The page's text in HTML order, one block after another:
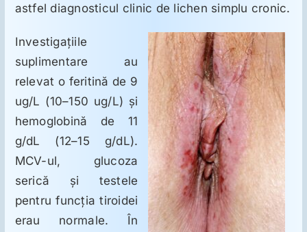
astfel diagnosticul clinic de lichen simplu cronic.
Investigaţiile
suplimentare au
relevat o feritină de 9
ug/L (10–150 ug/L) şi
hemoglobină de 11
g/dL (12–15 g/dL).
MCV-ul, glucoza
serică şi testele
pentru funcţia tiroidei
erau normale. În